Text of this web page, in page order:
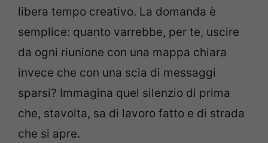
libera tempo creativo. La domanda è
semplice: quanto varrebbe, per te, uscire
da ogni riunione con una mappa chiara
invece che con una scia di messaggi
sparsi? Immagina quel silenzio di prima
che, stavolta, sa di lavoro fatto e di strada
che si apre.